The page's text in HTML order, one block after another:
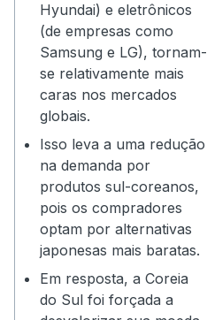
Hyundai) e eletrônicos
(de empresas como
Samsung e LG), tornam-
se relativamente mais
caras nos mercados
globais.
Isso leva a uma redução
na demanda por
produtos sul-coreanos,
pois os compradores
optam por alternativas
japonesas mais baratas.
Em resposta, a Coreia
do Sul foi forçada a